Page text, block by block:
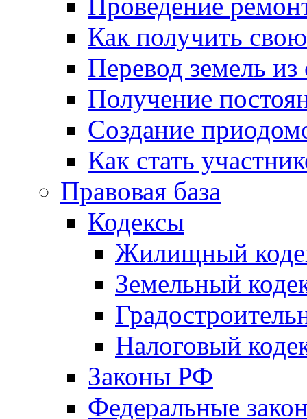
Как получить
Перевод земель
Получение
Создание
Как стать
Правовая база
Кодексы
Жилищный
Земельный
Налоговый
Законы РФ
Федеральные